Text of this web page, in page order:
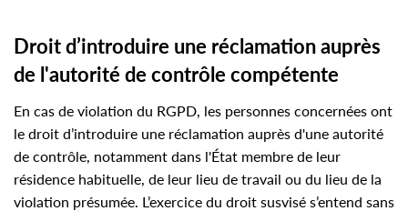
Droit d’introduire une réclamation auprès
de l'autorité de contrôle compétente
En cas de violation du RGPD, les personnes concernées ont
le droit d’introduire une réclamation auprès d'une autorité
de contrôle, notamment dans l'État membre de leur
résidence habituelle, de leur lieu de travail ou du lieu de la
violation présumée. L’exercice du droit susvisé s’entend sans